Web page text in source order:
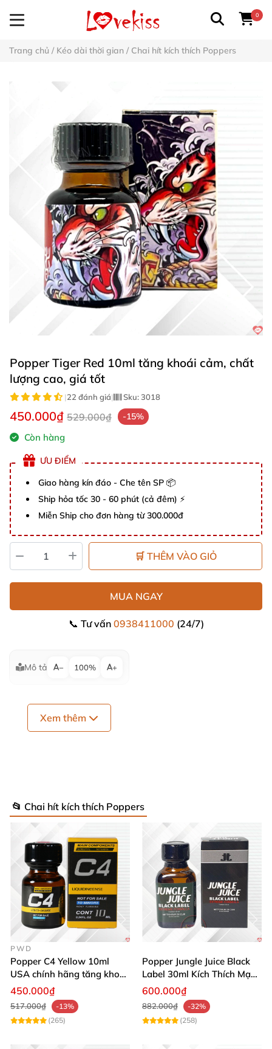
0
Trang chủ / Kéo dài thời gian / Chai hít kích thích Poppers
Popper Tiger Red 10ml tăng khoái cảm, chất
lượng cao, giá tốt
|22 đánh giá| Sku:3018
450.000₫ 529.000₫ -15%
Còn hàng
ƯU ĐIỂM
Giao hàng kín đáo - Che tên SP 📦
Ship hỏa tốc 30 - 60 phút (cả đêm) ⚡
Miễn Ship cho đơn hàng từ 300.000đ
🛒 THÊM VÀO GIỎ
MUA NGAY
📞 Tư vấn 0938411000 (24/7)
Mô tả − 100% +
Xem thêm
📂 Chai hít kích thích Poppers
PWD
Popper C4 Yellow 10ml
USA chính hãng tăng khoái
cảm mạnh
450.000₫
517.000₫
-13%
(265)
Popper Jungle Juice Black
Label 30ml Kích Thích Mạnh
Mẽ Hưng Phấn
600.000₫
882.000₫
-32%
(258)